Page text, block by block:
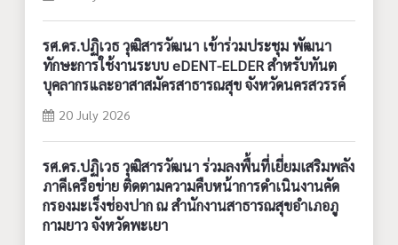
รศ.ดร.ปฏิเวธ วุฒิสารวัฒนา เข้าร่วมประชุม พัฒนา
ทักษะการใช้งานระบบ eDENT-ELDER สำหรับทันต
บุคลากรและอาสาสมัครสาธารณสุข จังหวัดนครสวรรค์
20 July 2026
รศ.ดร.ปฏิเวธ วุฒิสารวัฒนา ร่วมลงพื้นที่เยี่ยมเสริมพลัง
ภาคีเครือข่าย ติดตามความคืบหน้าการดำเนินงานคัด
กรองมะเร็งช่องปาก ณ สำนักงานสาธารณสุขอำเภอภู
กามยาว จังหวัดพะเยา